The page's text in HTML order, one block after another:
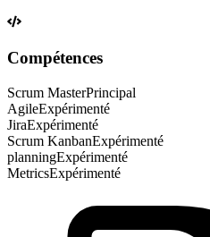
Compétences
Scrum MasterPrincipal
AgileExpérimenté
JiraExpérimenté
Scrum KanbanExpérimenté
planningExpérimenté
MetricsExpérimenté